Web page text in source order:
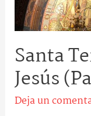
Santa
Jesús
Deja un